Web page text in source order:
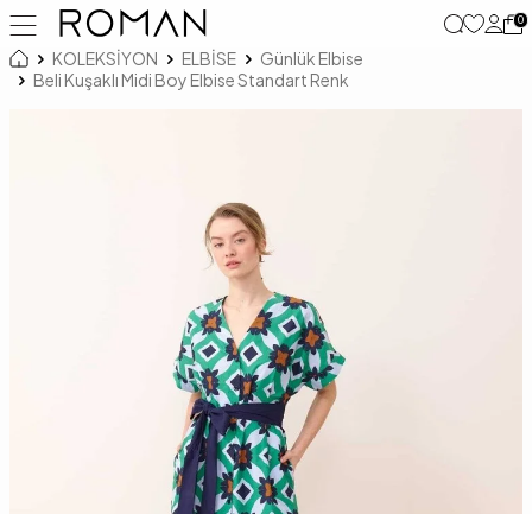
0
KOLEKSİYON ELBİSE
Günlük Elbise
Beli Kuşaklı Midi Boy Elbise Standart Renk